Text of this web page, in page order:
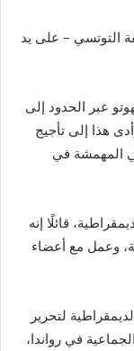
التوتسي – على يد
عبر الحدود إلى
هذا إلى تأجيج
المهمشة في
قائلًا إنه
وعمل مع أعضاء
لتحرير
في رواندا،